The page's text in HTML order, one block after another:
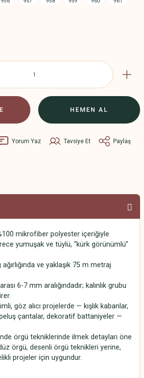
HEMEN AL
Yorum Yaz Tavsiye Et Paylaş
mikrofiber polyester içeriğiyle
yumuşak ve tüylü, “kürk görünümlü”
ve yaklaşık 75 m metraj
6-7 mm aralığındadır; kalınlık grubu
göz alıcı projelerde — kışlık kabanlar,
çantalar, dekoratif battaniyeler —
örgü tekniklerinde ilmek detayları öne
örgü, desenli örgü teknikleri yerine,
projeler için uygundur.